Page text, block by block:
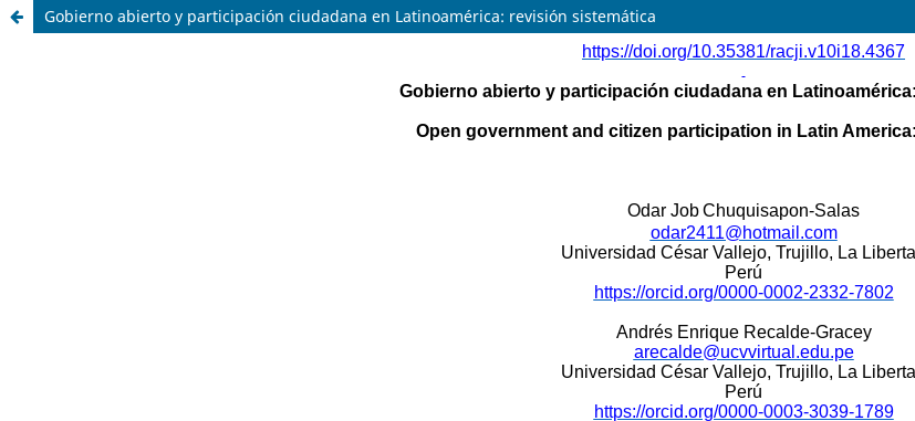
Gobierno abierto y participación ciudadana en Latinoamérica: revisión sistemática